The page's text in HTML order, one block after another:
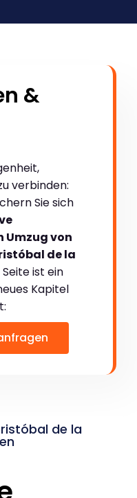
&
verbinden:
Sie sich
Umzug von
de la
ist ein
Kapitel
de la